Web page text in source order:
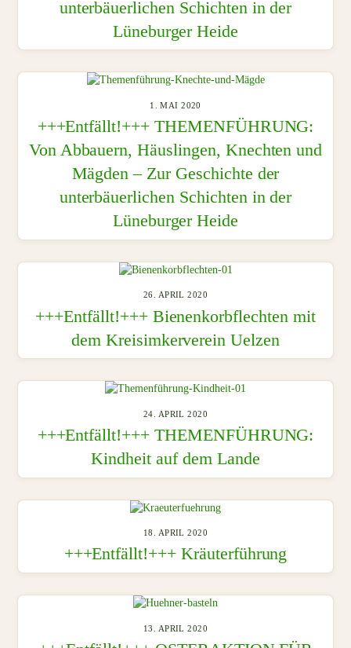
unterbäuerlichen Schichten in der
Lüneburger Heide
1. MAI 2020
+++Entfällt!+++ THEMENFÜHRUNG:
Von Abbauern, Häuslingen, Knechten und
Mägden – Zur Geschichte der
unterbäuerlichen Schichten in der
Lüneburger Heide
26. APRIL 2020
+++Entfällt!+++ Bienenkorbflechten mit
dem Kreisimkerverein Uelzen
24. APRIL 2020
+++Entfällt!+++ THEMENFÜHRUNG:
Kindheit auf dem Lande
18. APRIL 2020
+++Entfällt!+++ Kräuterführung
13. APRIL 2020